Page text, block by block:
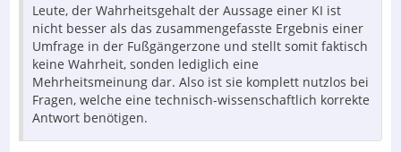
Leute, der Wahrheitsgehalt der Aussage einer KI ist
nicht besser als das zusammengefasste Ergebnis einer
Umfrage in der Fußgängerzone und stellt somit faktisch
keine Wahrheit, sonden lediglich eine
Mehrheitsmeinung dar. Also ist sie komplett nutzlos bei
Fragen, welche eine technisch-wissenschaftlich korrekte
Antwort benötigen.